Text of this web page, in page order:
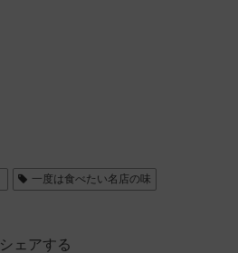
一度は食べたい名店の味
シェアする